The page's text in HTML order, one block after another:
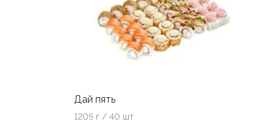
Дай пять
1205 г / 40 шт